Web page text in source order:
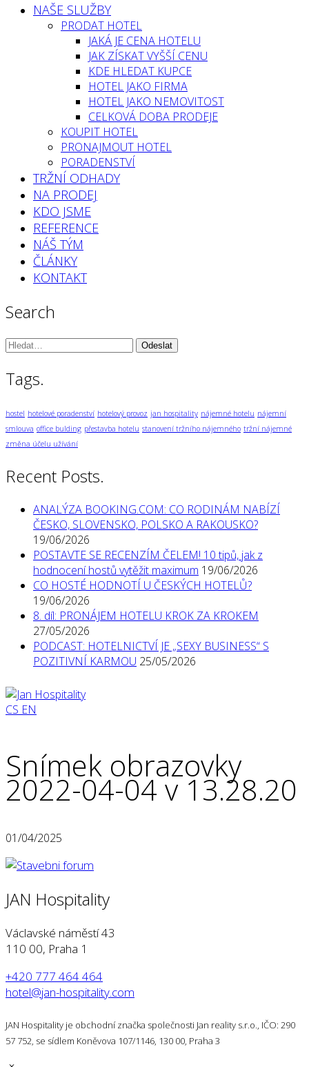
NAŠE SLUŽBY
PRODAT HOTEL
JAKÁ JE CENA HOTELU
JAK ZÍSKAT VYŠŠÍ CENU
KDE HLEDAT KUPCE
HOTEL JAKO FIRMA
HOTEL JAKO NEMOVITOST
CELKOVÁ DOBA PRODEJE
KOUPIT HOTEL
PRONAJMOUT HOTEL
PORADENSTVÍ
TRŽNÍ ODHADY
NA PRODEJ
KDO JSME
REFERENCE
NÁŠ TÝM
ČLÁNKY
KONTAKT
Search
Vyhledávání:
Tags.
hostel hotelové poradenství hotelový provoz jan hospitality nájemné hotelu nájemní
smlouva office bulding přestavba hotelu stanovení tržního nájemného tržní nájemné
změna účelu užívání
Recent Posts.
ANALÝZA BOOKING.COM: CO RODINÁM NABÍZÍ
ČESKO, SLOVENSKO, POLSKO A RAKOUSKO?
19/06/2026
POSTAVTE SE RECENZÍM ČELEM! 10 tipů, jak z
hodnocení hostů vytěžit maximum 19/06/2026
CO HOSTÉ HODNOTÍ U ČESKÝCH HOTELŮ?
19/06/2026
8. díl: PRONÁJEM HOTELU KROK ZA KROKEM
27/05/2026
PODCAST: HOTELNICTVÍ JE „SEXY BUSINESS“ S
POZITIVNÍ KARMOU 25/05/2026
CS EN
Snímek obrazovky
2022-04-04 v 13.28.20
01/04/2025
JAN Hospitality
Václavské náměstí 43
110 00, Praha 1
+420 777 464 464
hotel@jan-hospitality.com
JAN Hospitality je obchodní značka společnosti Jan reality s.r.o., IČO: 290
57 752, se sídlem Koněvova 107/1146, 130 00, Praha 3